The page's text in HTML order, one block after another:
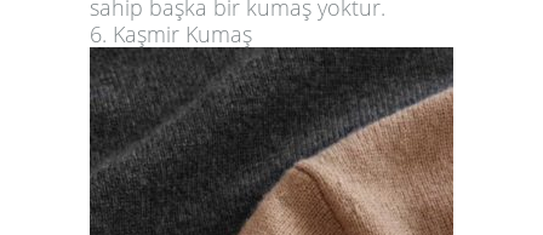
sahip başka bir kumaş yoktur.
6. Kaşmir Kumaş